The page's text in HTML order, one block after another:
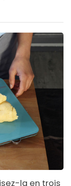
la en trois